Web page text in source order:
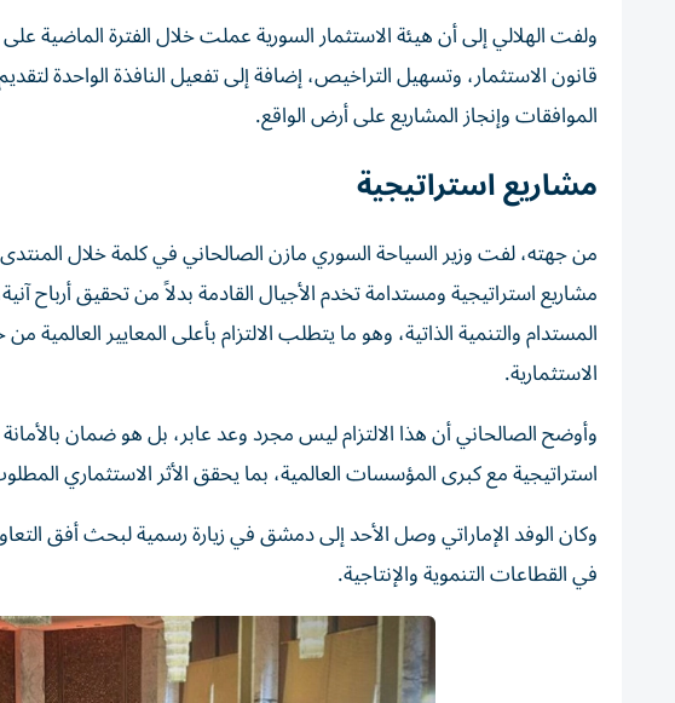
ولفت الهلالي إلى أن هيئة الاستثمار السورية عملت خلال الفترة الماضية
قانون الاستثمار، وتسهيل التراخيص، إضافة إلى تفعيل النافذة الواحدة
الموافقات وإنجاز المشاريع على أرض الواقع.
مشاريع استراتيجية
من جهته، لفت وزير السياحة السوري مازن الصالحاني في كلمة خلال
مشاريع استراتيجية ومستدامة تخدم الأجيال القادمة بدلاً من تحقيق أرباح
المستدام والتنمية الذاتية، وهو ما يتطلب الالتزام بأعلى المعايير
الاستثمارية.
وأوضح الصالحاني أن هذا الالتزام ليس مجرد وعد عابر، بل هو ضمان
استراتيجية مع كبرى المؤسسات العالمية، بما يحقق الأثر الاستثماري
وكان الوفد الإماراتي وصل الأحد إلى دمشق في زيارة رسمية لبحث أفق
في القطاعات التنموية والإنتاجية.